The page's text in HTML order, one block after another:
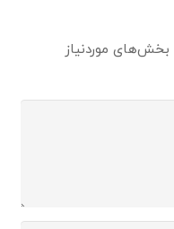
بخش‌های موردنیاز